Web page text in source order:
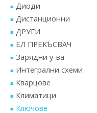
Диоди
Дистанционни
ДРУГИ
ЕЛ ПРЕКЪСВАЧ
Зарядни у-ва
Интегрални схеми
Кварцове
Климатици
Ключове